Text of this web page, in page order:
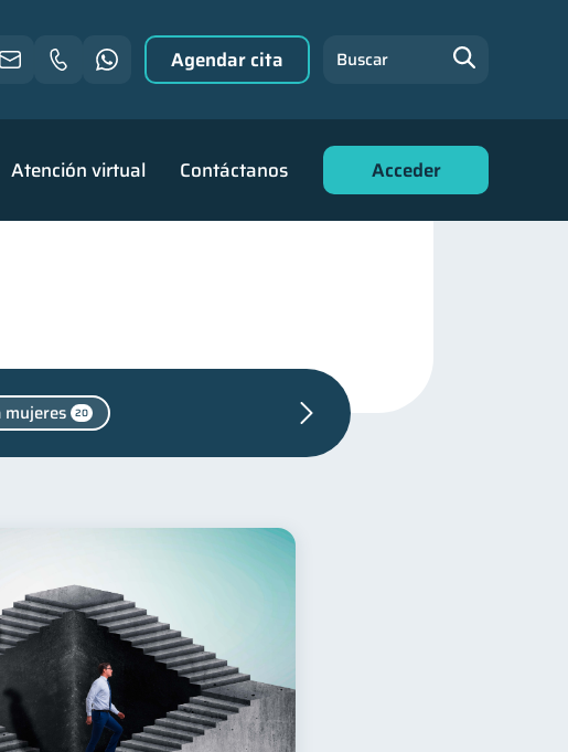
Atención virtual Contáctanos Acceder
Agendar cita Buscar
mujeres 20
Cuenta Inactiva
Información financiera 1
información financiera 1